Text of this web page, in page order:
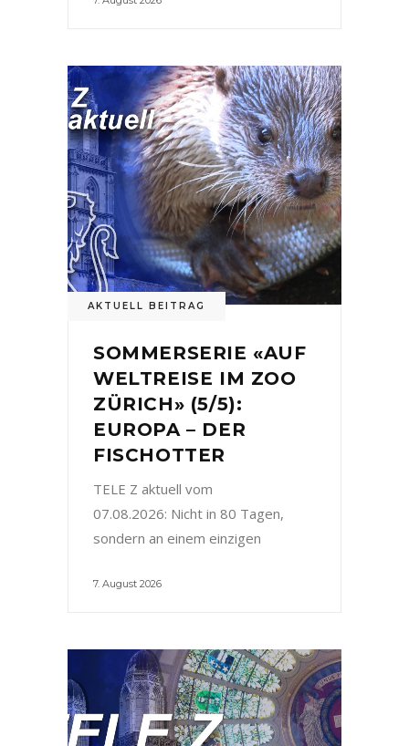
AKTUELL BEITRAG
SOMMERSERIE «AUF
WELTREISE IM ZOO
ZÜRICH» (5/5):
EUROPA – DER
FISCHOTTER
TELE Z aktuell vom
07.08.2026: Nicht in 80 Tagen,
sondern an einem einzigen
7. August 2026